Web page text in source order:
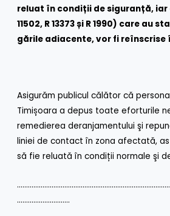
reluat în condiții de siguranță, iar
11502, R 13373 și R 1990) care au
gările adiacente, vor fi reînscrise
Asigurăm publicul călător că
Timișoara a depus toate eforturile
remedierea deranjamentului şi
liniei de contact în zona afectată,
să fie reluată în condiții normale şi
………………………..